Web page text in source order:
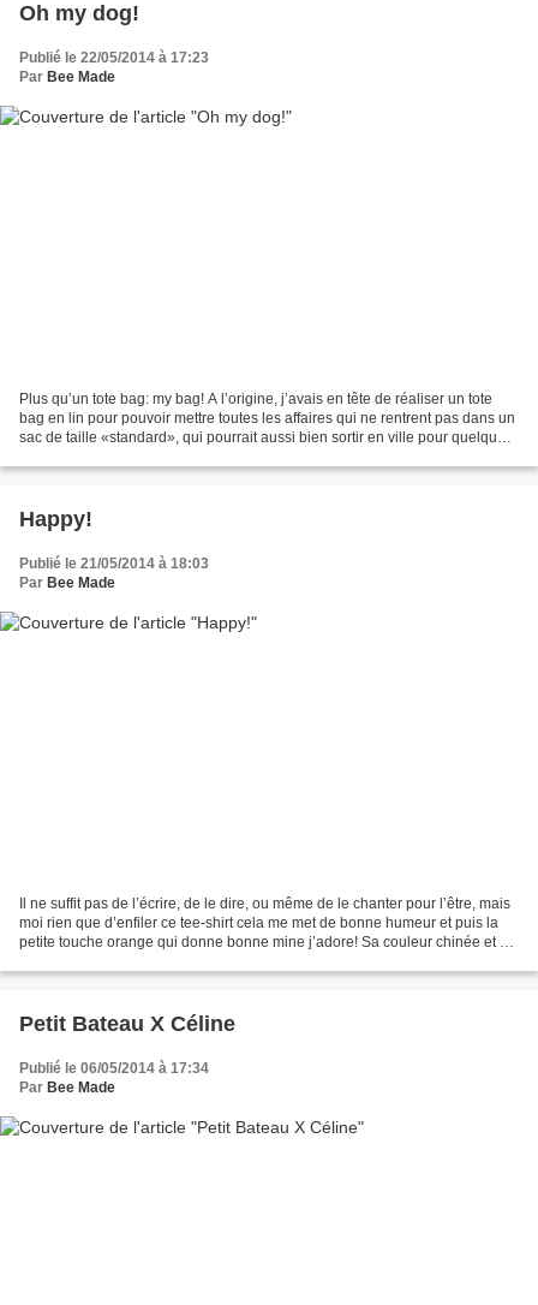
Oh my dog!
Publié le 22/05/2014 à 17:23
Par Bee Made
Plus qu’un tote bag: my bag! A l’origine, j’avais en tête de réaliser un tote
bag en lin pour pouvoir mettre toutes les affaires qui ne rentrent pas dans un
sac de taille «standard», qui pourrait aussi bien sortir en ville pour quelques
Happy!
Publié le 21/05/2014 à 18:03
Par Bee Made
Il ne suffit pas de l’écrire, de le dire, ou même de le chanter pour l’être, mais
moi rien que d’enfiler ce tee-shirt cela me met de bonne humeur et puis la
petite touche orange qui donne bonne mine j’adore! Sa couleur chinée et sa
Petit Bateau X Céline
Publié le 06/05/2014 à 17:34
Par Bee Made